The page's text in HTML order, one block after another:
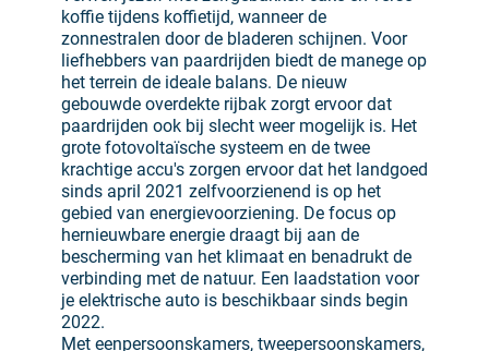
koffie tijdens koffietijd, wanneer de
zonnestralen door de bladeren schijnen. Voor
liefhebbers van paardrijden biedt de manege op
het terrein de ideale balans. De nieuw
gebouwde overdekte rijbak zorgt ervoor dat
paardrijden ook bij slecht weer mogelijk is. Het
grote fotovoltaïsche systeem en de twee
krachtige accu's zorgen ervoor dat het landgoed
sinds april 2021 zelfvoorzienend is op het
gebied van energievoorziening. De focus op
hernieuwbare energie draagt bij aan de
bescherming van het klimaat en benadrukt de
verbinding met de natuur. Een laadstation voor
je elektrische auto is beschikbaar sinds begin
2022.
Met eenpersoonskamers, tweepersoonskamers,